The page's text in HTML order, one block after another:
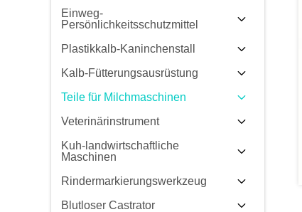
Einweg-
Persönlichkeitsschutzmittel
Plastikkalb-Kaninchenstall
Kalb-Fütterungsausrüstung
Teile für Milchmaschinen
Veterinärinstrument
Kuh-landwirtschaftliche
Maschinen
Rindermarkierungswerkzeug
Blutloser Castrator